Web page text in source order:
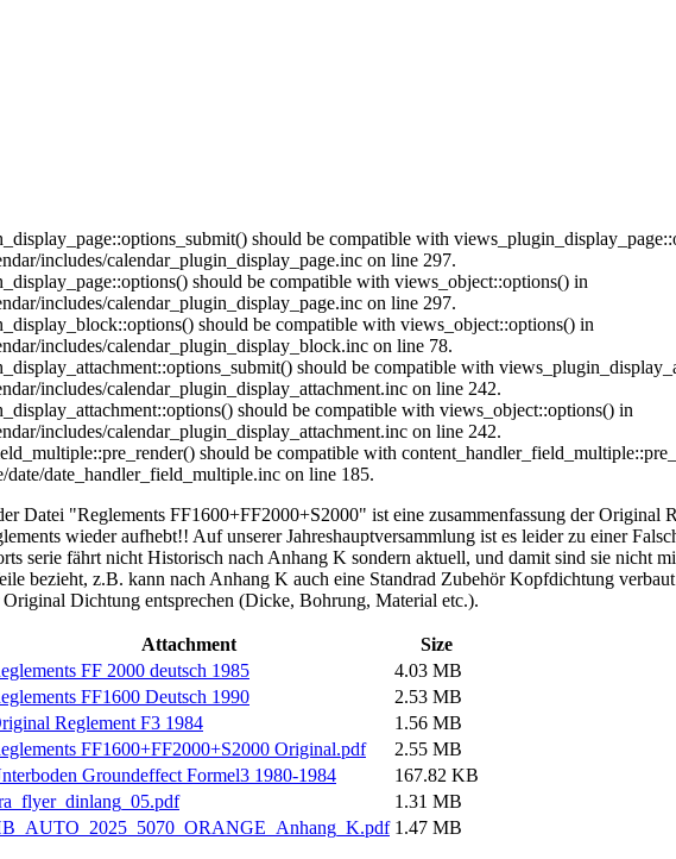
should be compatible with
includes/calendar_plugin_display_page.inc on line 297.
should be compatible with views_object::options() in
includes/calendar_plugin_display_page.inc on line 297.
should be compatible with views_object::options() in
includes/calendar_plugin_display_block.inc on line 78.
should be compatible with
includes/calendar_plugin_display_attachment.inc on line 242.
should be compatible with views_object::options() in
includes/calendar_plugin_display_attachment.inc on line 242.
should be compatible with
date_handler_field_multiple.inc on line 185.
Datei "Reglements FF1600+FF2000+S2000" ist eine zusammenfassung der Original
wieder aufhebt!! Auf unserer Jahreshauptversammlung ist es leider zu einer
serie fährt nicht Historisch nach Anhang K sondern aktuell, und damit sind sie nicht
bezieht, z.B. kann nach Anhang K auch eine Standrad Zubehör Kopfdichtung
Dichtung entsprechen (Dicke, Bohrung, Material etc.).
Attachment
Size
FF 2000 deutsch 1985
4.03 MB
FF1600 Deutsch 1990
2.53 MB
Reglement F3 1984
1.56 MB
FF1600+FF2000+S2000 Original.pdf
2.55 MB
Groundeffect Formel3 1980-1984
167.82 KB
1.31 MB
1.47 MB